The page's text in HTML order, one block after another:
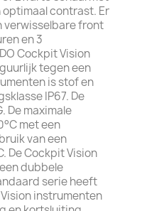
contrast. Er
verwisselbare front
en 3
Cockpit Vision
tegen een
is stof en
IP67. De
De maximale
met een
van een
De Cockpit Vision
dubbele
serie heeft
instrumenten